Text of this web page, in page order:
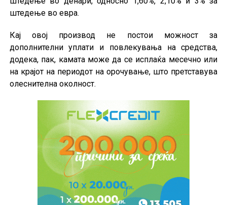
штедење во евра.
Кај овој производ не постои можност за
дополнителни уплати и повлекувања на средства,
додека, пак, камата може да се исплаќа месечно или
на крајот на периодот на орочување, што претставува
олеснителна околност.